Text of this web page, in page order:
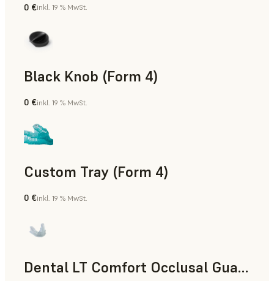
Technik
0 €inkl. 19 % MwSt.
Black Knob (Form 4)
Standard
0 €inkl. 19 % MwSt.
Custom Tray (Form 4)
Zahnmedizin
0 €inkl. 19 % MwSt.
Dental LT Comfort Occlusal Guard (Form 4)